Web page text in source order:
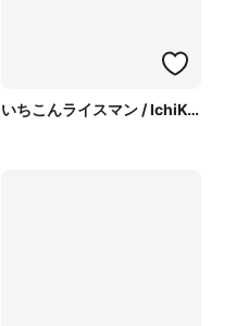
いちこんライスマン / IchiKon Riceman